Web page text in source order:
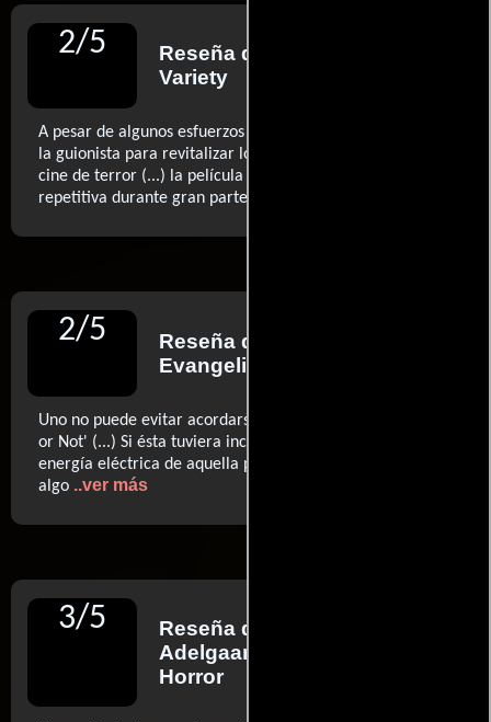
2/5 Reseña de
Variety
A pesar de algunos esfuerzos ambiciosos de la directora y
la guionista para revitalizar los anticuados tópicos del
cine de terror (...) la película es demasiado cansina y
repetitiva durante gran parte de su duración
2/5 Reseña de
Evangelista
Uno no puede evitar acordarse de la muy superior 'Ready
or Not' (...) Si ésta tuviera incluso una chispa de la
energía eléctrica de aquella película, podría haber sido
algo ..ver más
3/5 Reseña de
Adelgaard
Horror